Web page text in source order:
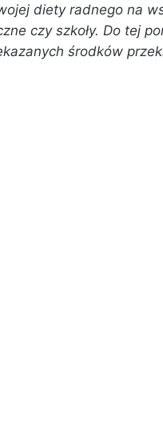
diety radnego na
czy szkoły. Do tej
środków